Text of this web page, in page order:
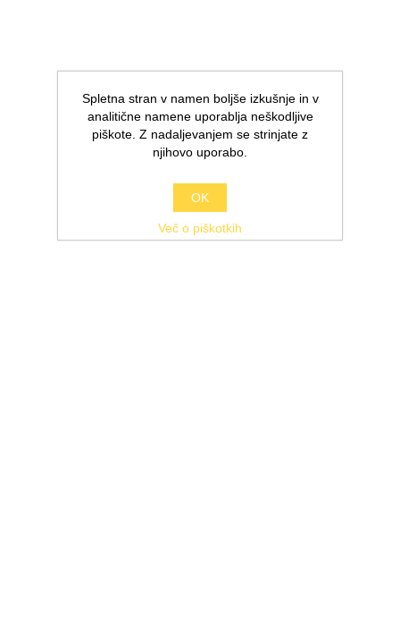
Spletna stran v namen boljše izkušnje in v
analitične namene uporablja neškodljive
piškote. Z nadaljevanjem se strinjate z
njihovo uporabo.
OK
Več o piškotkih